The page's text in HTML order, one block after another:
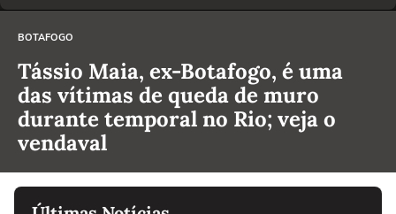
BOTAFOGO
Tássio Maia, ex-Botafogo, é uma
das vítimas de queda de muro
durante temporal no Rio; veja o
vendaval